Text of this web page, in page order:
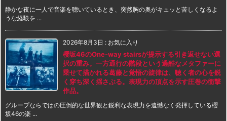
静かな夜に一人で音楽を聴いているとき、突然胸の奥がキュッと苦しくなるよ
うな経験を ...
2026年8月3日 : お気に入り
櫻坂46のOne-way stairsが提示する引き返せない選
択の重み。一方通行の階段という過酷なメタファーに
乗せて描かれる葛藤と覚悟の旋律は、聴く者の心を鋭
く穿ち深く揺さぶる。表現力の頂点を示す圧巻の衝撃
作品。
グループならではの圧倒的な世界観と鋭利な表現力を遺憾なく発揮している櫻
坂46の楽 ...